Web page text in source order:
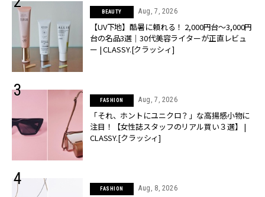
BEAUTY Aug, 7, 2026
【UV下地】酷暑に頼れる！ 2,000円台〜3,000円
台の名品3選｜30代美容ライターが正直レビュ
ー | CLASSY.[クラッシィ]
FASHION Aug, 7, 2026
「それ、ホントにユニクロ？」な高揚感小物に
注目！【女性誌スタッフのリアル買い３選】 |
CLASSY.[クラッシィ]
FASHION Aug, 8, 2026